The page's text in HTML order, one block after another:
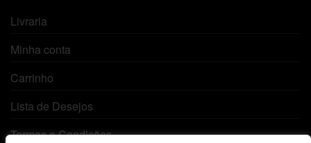
Livraria
Minha conta
Carrinho
Lista de Desejos
Termos e Condições